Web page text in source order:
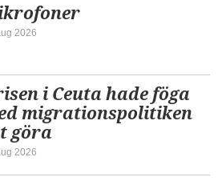
2026
i Ceuta hade föga
migrationspolitiken
göra
2026